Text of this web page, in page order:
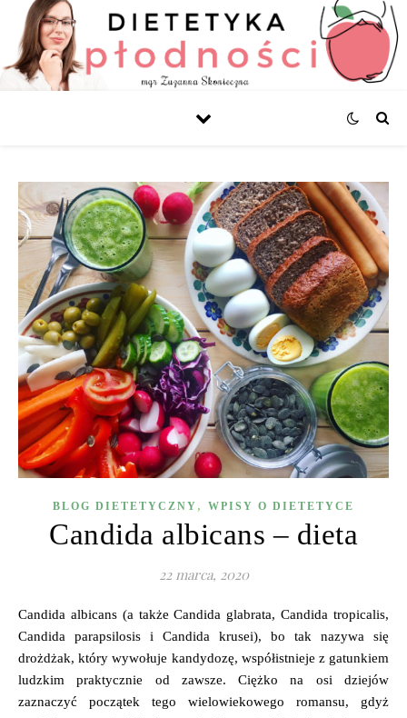
BLOG DIETETYCZNY , WPISY O DIETETYCE
Candida albicans – dieta
22 marca, 2020
Candida albicans (a także Candida glabrata, Candida tropicalis,
Candida parapsilosis i Candida krusei), bo tak nazywa się
drożdżak, który wywołuje kandydozę, współistnieje z gatunkiem
ludzkim praktycznie od zawsze. Ciężko na osi dziejów
zaznaczyć początek tego wielowiekowego romansu, gdyż